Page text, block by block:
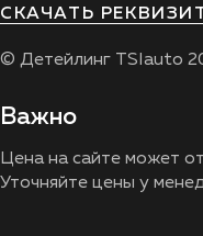
СКАЧАТЬ
© Детейлинг TSIauto
Важно
Цена на сайте может
Уточняйте цены у